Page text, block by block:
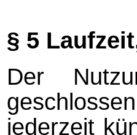
§ 5
Der
jederzeit